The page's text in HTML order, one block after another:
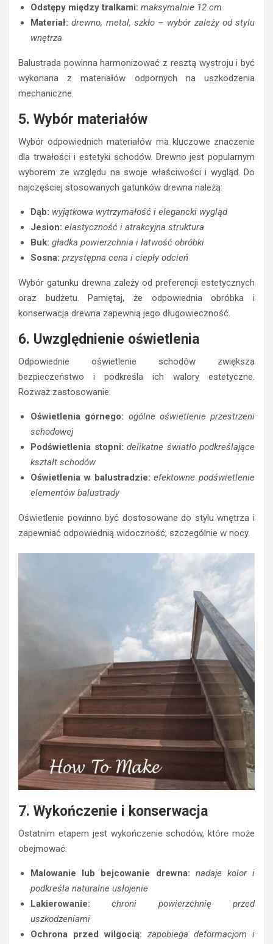
Odstępy między tralkami: maksymalnie 12 cm
Materiał: drewno, metal, szkło – wybór zależy od stylu
wnętrza
Balustrada powinna harmonizować z resztą wystroju i być
wykonana z materiałów odpornych na uszkodzenia
mechaniczne.
5. Wybór materiałów
Wybór odpowiednich materiałów ma kluczowe znaczenie
dla trwałości i estetyki schodów. Drewno jest popularnym
wyborem ze względu na swoje właściwości i wygląd. Do
najczęściej stosowanych gatunków drewna należą:
Dąb: wyjątkowa wytrzymałość i elegancki wygląd
Jesion: elastyczność i atrakcyjna struktura
Buk: gładka powierzchnia i łatwość obróbki
Sosna: przystępna cena i ciepły odcień
Wybór gatunku drewna zależy od preferencji estetycznych
oraz budżetu. Pamiętaj, że odpowiednia obróbka i
konserwacja drewna zapewnią jego długowieczność.
6. Uwzględnienie oświetlenia
Odpowiednie oświetlenie schodów zwiększa
bezpieczeństwo i podkreśla ich walory estetyczne.
Rozważ zastosowanie:
Oświetlenia górnego: ogólne oświetlenie przestrzeni
schodowej
Podświetlenia stopni: delikatne światło podkreślające
kształt schodów
Oświetlenia w balustradzie: efektowne podświetlenie
elementów balustrady
Oświetlenie powinno być dostosowane do stylu wnętrza i
zapewniać odpowiednią widoczność, szczególnie w nocy.
7. Wykończenie i konserwacja
Ostatnim etapem jest wykończenie schodów, które może
obejmować:
Malowanie lub bejcowanie drewna: nadaje kolor i
podkreśla naturalne usłojenie
Lakierowanie:
chroni powierzchnię przed
uszkodzeniami
Ochrona przed wilgocią: zapobiega deformacjom i